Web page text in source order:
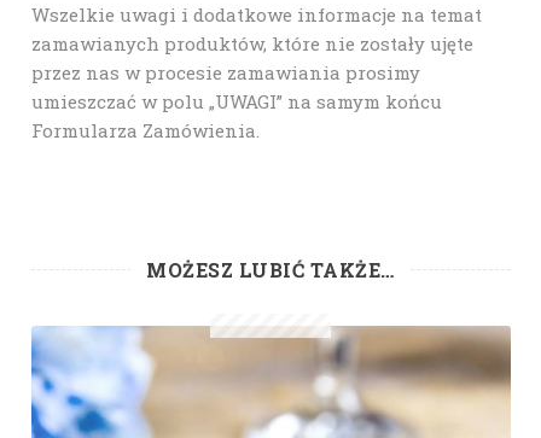
Wszelkie uwagi i dodatkowe informacje na temat
zamawianych produktów, które nie zostały ujęte
przez nas w procesie zamawiania prosimy
umieszczać w polu „UWAGI” na samym końcu
Formularza Zamówienia.
MOŻESZ LUBIĆ TAKŻE…